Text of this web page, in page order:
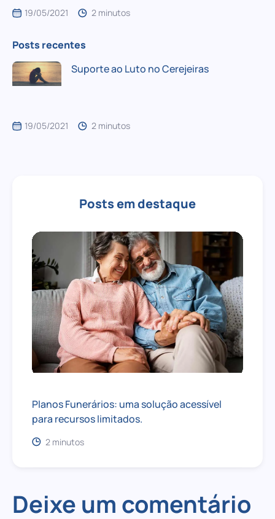
19/05/2021 2 minutos
Posts recentes
Suporte ao Luto no Cerejeiras
19/05/2021 2 minutos
Posts em destaque
Planos Funerários: uma solução acessível
para recursos limitados.
2 minutos
Deixe um comentário